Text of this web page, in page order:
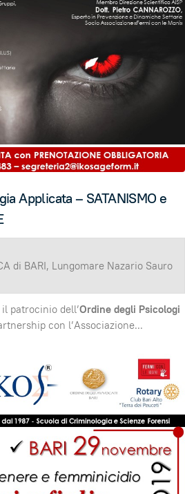
Applicata – SATANISMO e
di BARI, Lungomare Nazario Sauro
patrocinio dell’Ordine degli Psicologi
con l’Associazione...